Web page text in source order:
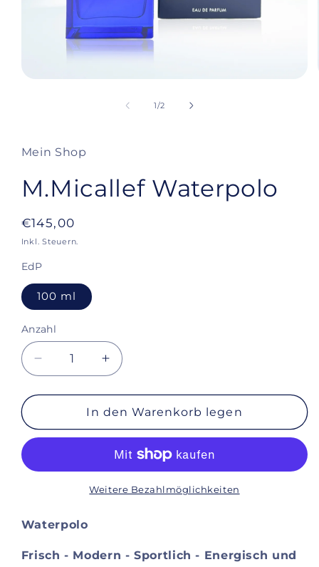
1/von
2
Mein Shop
M.Micallef Waterpolo
Normaler
Preis
€145,00
Inkl. Steuern.
EdP
100 ml
Anzahl
Verringere
die
Menge
M.Micallef
Waterpolo
Erhöhe
die
Menge
für
M.Micallef
In den Warenkorb legen
Weitere Bezahlmöglichkeiten
Waterpolo
Frisch - Modern - Sportlich - Energisch und